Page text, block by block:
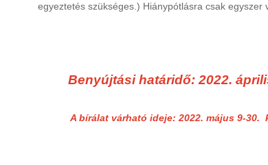
egyeztetés szükséges.) Hiánypótlásra csak egyszer
Benyújtási határidő: 2022.
A bírálat várható ideje: 2022. május 9-30.